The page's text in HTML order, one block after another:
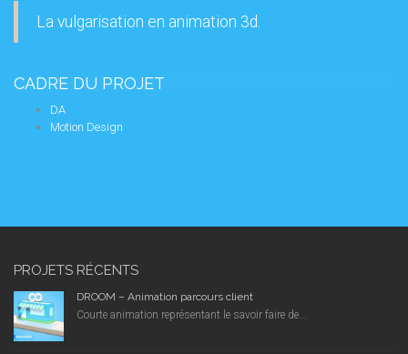
La vulgarisation en animation 3d.
CADRE DU PROJET
DA
Motion Design
PROJETS RÉCENTS
DROOM – Animation parcours client
Courte animation représentant le savoir faire de...